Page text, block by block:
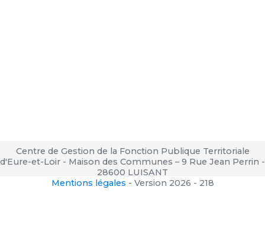
Centre de Gestion de la Fonction Publique Territoriale
d'Eure-et-Loir - Maison des Communes – 9 Rue Jean Perrin -
28600 LUISANT
Mentions légales - Version 2026 - 218